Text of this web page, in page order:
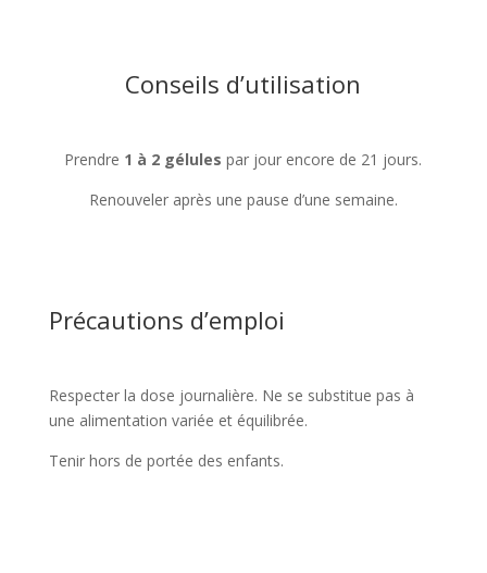
Conseils d’utilisation
Prendre 1 à 2 gélules par jour encore de 21 jours.
Renouveler après une pause d’une semaine.
Précautions d’emploi
Respecter la dose journalière. Ne se substitue pas à
une alimentation variée et équilibrée.
Tenir hors de portée des enfants.